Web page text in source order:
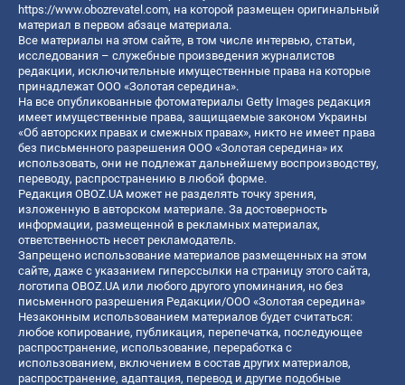
https://www.obozrevatel.com, на которой размещен оригинальный
материал в первом абзаце материала.
Все материалы на этом сайте, в том числе интервью, статьи,
исследования – служебные произведения журналистов
редакции, исключительные имущественные права на которые
принадлежат ООО «Золотая середина».
На все опубликованные фотоматериалы Getty Images редакция
имеет имущественные права, защищаемые законом Украины
«Об авторских правах и смежных правах», никто не имеет права
без письменного разрешения ООО «Золотая середина» их
использовать, они не подлежат дальнейшему воспроизводству,
переводу, распространению в любой форме.
Редакция OBOZ.UA может не разделять точку зрения,
изложенную в авторском материале. За достоверность
информации, размещенной в рекламных материалах,
ответственность несет рекламодатель.
Запрещено использование материалов размещенных на этом
сайте, даже с указанием гиперссылки на страницу этого сайта,
логотипа OBOZ.UA или любого другого упоминания, но без
письменного разрешения Редакции/ООО «Золотая середина»
Незаконным использованием материалов будет считаться:
любое копирование, публикация, перепечатка, последующее
распространение, использование, переработка с
использованием, включением в состав других материалов,
распространение, адаптация, перевод и другие подобные